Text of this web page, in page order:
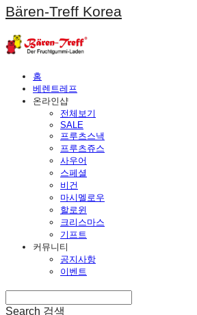
Bären-Treff Korea
홈
베렌트레프
온라인샵
전체보기
SALE
프루츠스낵
프루츠쥬스
사우어
스페셜
비건
마시멜로우
할로윈
크리스마스
기프트
커뮤니티
공지사항
이벤트
Search 검색